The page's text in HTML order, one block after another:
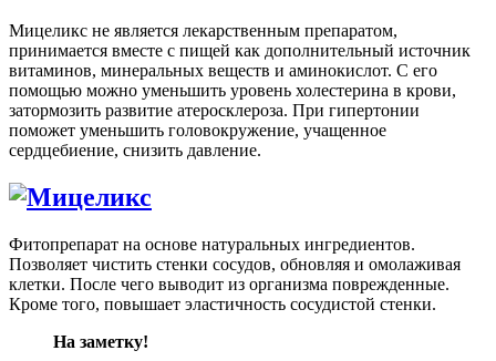
Мицеликс не является лекарственным препаратом,
принимается вместе с пищей как дополнительный источник
витаминов, минеральных веществ и аминокислот. С его
помощью можно уменьшить уровень холестерина в крови,
затормозить развитие атеросклероза. При гипертонии
поможет уменьшить головокружение, учащенное
сердцебиение, снизить давление.
Фитопрепарат на основе натуральных ингредиентов.
Позволяет чистить стенки сосудов, обновляя и омолаживая
клетки. После чего выводит из организма поврежденные.
Кроме того, повышает эластичность сосудистой стенки.
На заметку!